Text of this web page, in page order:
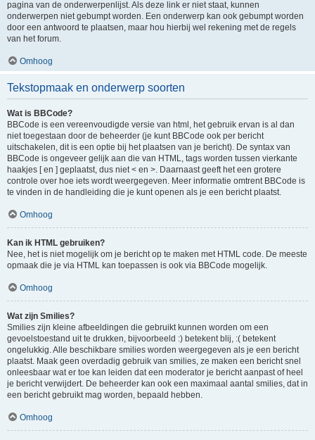
pagina van de onderwerpenlijst. Als deze link er niet staat, kunnen
onderwerpen niet gebumpt worden. Een onderwerp kan ook gebumpt worden
door een antwoord te plaatsen, maar hou hierbij wel rekening met de regels
van het forum.
Omhoog
Tekstopmaak en onderwerp soorten
Wat is BBCode?
BBCode is een vereenvoudigde versie van html, het gebruik ervan is al dan
niet toegestaan door de beheerder (je kunt BBCode ook per bericht
uitschakelen, dit is een optie bij het plaatsen van je bericht). De syntax van
BBCode is ongeveer gelijk aan die van HTML, tags worden tussen vierkante
haakjes [ en ] geplaatst, dus niet < en >. Daarnaast geeft het een grotere
controle over hoe iets wordt weergegeven. Meer informatie omtrent BBCode is
te vinden in de handleiding die je kunt openen als je een bericht plaatst.
Omhoog
Kan ik HTML gebruiken?
Nee, het is niet mogelijk om je bericht op te maken met HTML code. De meeste
opmaak die je via HTML kan toepassen is ook via BBCode mogelijk.
Omhoog
Wat zijn Smilies?
Smilies zijn kleine afbeeldingen die gebruikt kunnen worden om een
gevoelstoestand uit te drukken, bijvoorbeeld :) betekent blij, :( betekent
ongelukkig. Alle beschikbare smilies worden weergegeven als je een bericht
plaatst. Maak geen overdadig gebruik van smilies, ze maken een bericht snel
onleesbaar wat er toe kan leiden dat een moderator je bericht aanpast of heel
je bericht verwijdert. De beheerder kan ook een maximaal aantal smilies, dat in
een bericht gebruikt mag worden, bepaald hebben.
Omhoog